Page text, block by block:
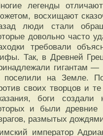
из
легенды
восхищают
люди стали
довольно часто
требовали
Так, в Древней
гигантам
на Земле. По
своих творцов и
боги создали
и были древние
размытых
император